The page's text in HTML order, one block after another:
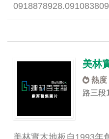
美林
熱度
路三段